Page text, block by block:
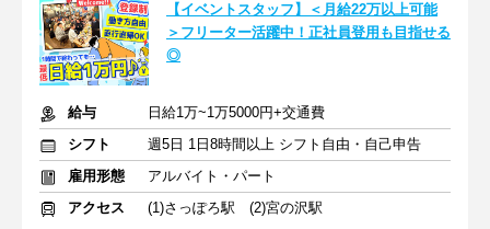
【イベントスタッフ】＜月給22万以上可能
＞フリーター活躍中！正社員登用も目指せる
◎
給与
日給1万~1万5000円+交通費
シフト
週5日 1日8時間以上 シフト自由・自己申告
雇用形態
アルバイト・パート
アクセス
(1)さっぽろ駅 (2)宮の沢駅